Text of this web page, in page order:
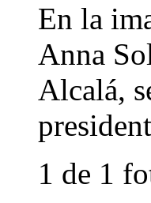
En la
Anna
Alcalá,
1 de 1